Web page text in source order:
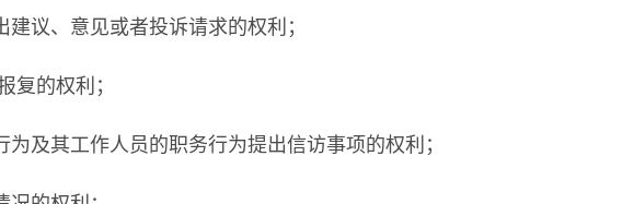
议、意见或者投诉请求的权利；
复的权利；
为及其工作人员的职务行为提出信访事项的权利；